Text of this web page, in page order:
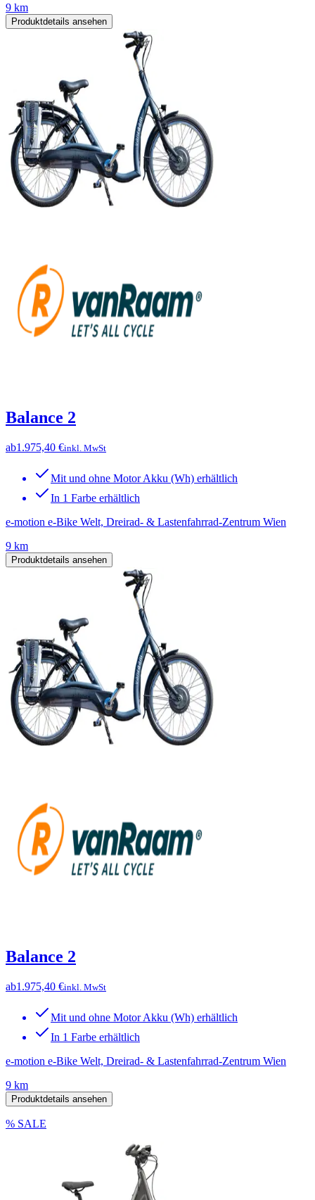
9 km
Produktdetails ansehen
Balance 2
ab1.975,40 €inkl. MwSt
Mit und ohne Motor Akku (Wh) erhältlich
In 1 Farbe erhältlich
e-motion e-Bike Welt, Dreirad- & Lastenfahrrad-Zentrum Wien
9 km
Produktdetails ansehen
Balance 2
ab1.975,40 €inkl. MwSt
Mit und ohne Motor Akku (Wh) erhältlich
In 1 Farbe erhältlich
e-motion e-Bike Welt, Dreirad- & Lastenfahrrad-Zentrum Wien
9 km
Produktdetails ansehen
% SALE